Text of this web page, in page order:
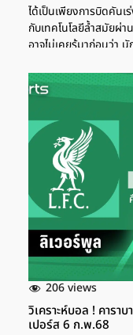
ได้เป็นเพียงการบิดคัน
กับเทคโนโลยีล้ำสมัยผ่
อาจไม่เคยรู้มาก่อนว่า
กัน บทความนี้จะพาคุณ
สปอร์ตที่นักแข่งต้องกด
กิโลเมตรต่อชั่วโมง
บนแฮนด์รถแข่งโมโต
มอเตอร์ไซค์ทั่วไป โดย
ทีมหรือนักแข่งแต่ละค
และขวา โดยเน้นความ
หน้าที่แตกต่างกันไป บน
ปุ่มทำงานอย่างไร ปุ่
ประกอบด้วยปุ่มและระ
ใช้งานที่แตกต่างกัน
เป็นปุ่มสำหรับเลือกโห
2025 ผู้ผลิตส่วนใหญ่ไ
สูงสุด, P1 กำลังปานก
P3 […]
206 views
วิเคราะห์บอล ! คาร
เปอร์ส 6 ก.พ.68